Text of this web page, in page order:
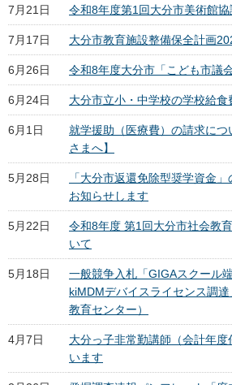
7月21日 令和8年度第1回大分市美術館
7月17日 大分市教育施設整備保全計画
6月26日 令和8年度大分市「こども市議
6月24日 大分市立小・中学校の学校給食
6月1日
就学援助（医療費）の請求に
さまへ】
5月28日
「大分市返還免除型奨学資金
お知らせします
5月22日
令和8年度 第1回大分市社会教
いて
5月18日
一般競争入札「GIGAスクール
kiMDMデバイスライセンス調
教育センター）
4月7日
大分っ子非常勤講師（会計年
います